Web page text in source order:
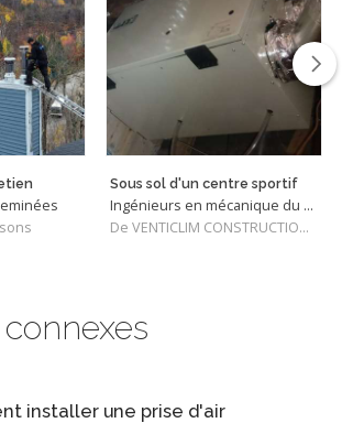
Sous sol d'un centre sportif
Ingénieurs en mécanique du bâtiment
De VENTICLIM CONSTRUCTIONS INC
installer une prise d'air